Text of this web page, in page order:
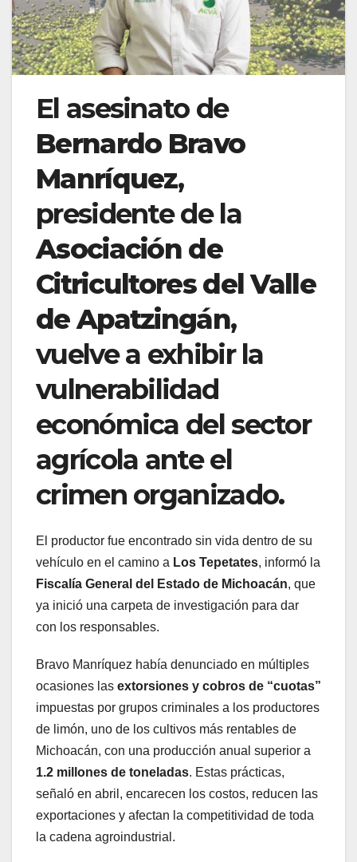
El asesinato de
Bernardo Bravo
Manríquez,
presidente de la
Asociación de
Citricultores del Valle
de Apatzingán,
vuelve a exhibir la
vulnerabilidad
económica del sector
agrícola ante el
crimen organizado.
El productor fue encontrado sin vida dentro de su
vehículo en el camino a Los Tepetates, informó la
Fiscalía General del Estado de Michoacán, que
ya inició una carpeta de investigación para dar
con los responsables.
Bravo Manríquez había denunciado en múltiples
ocasiones las extorsiones y cobros de “cuotas”
impuestas por grupos criminales a los productores
de limón, uno de los cultivos más rentables de
Michoacán, con una producción anual superior a
1.2 millones de toneladas. Estas prácticas,
señaló en abril, encarecen los costos, reducen las
exportaciones y afectan la competitividad de toda
la cadena agroindustrial.